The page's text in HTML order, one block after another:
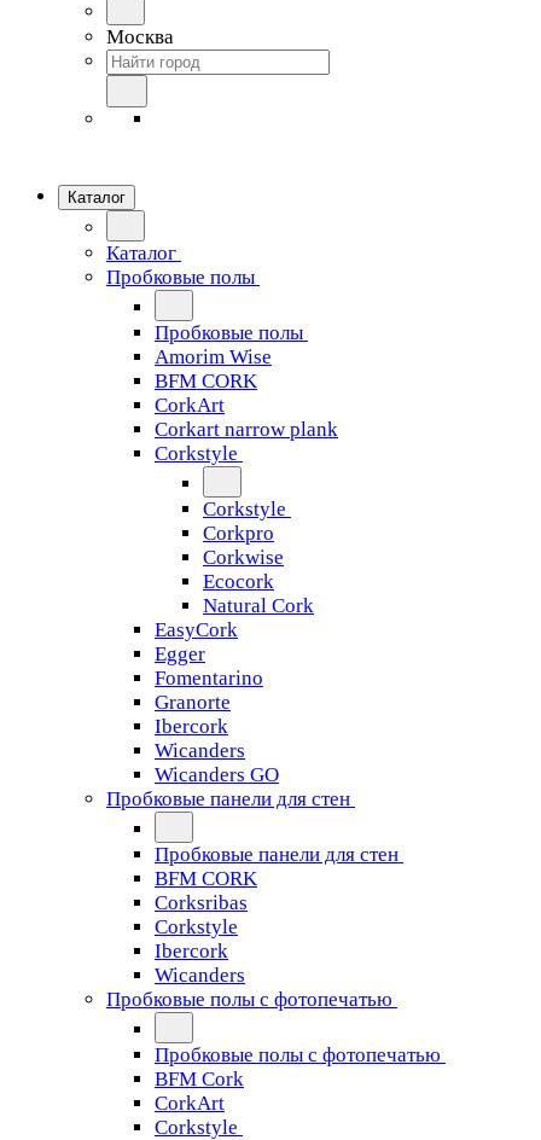
Москва
Каталог
Каталог
Пробковые полы
Пробковые полы
Amorim Wise
BFM CORK
CorkArt
Corkart narrow plank
Corkstyle
Corkstyle
Corkpro
Corkwise
Ecocork
Natural Cork
EasyCork
Egger
Fomentarino
Granorte
Ibercork
Wicanders
Wicanders GO
Пробковые панели для стен
Пробковые панели для стен
BFM CORK
Corksribas
Corkstyle
Ibercork
Wicanders
Пробковые полы с фотопечатью
Пробковые полы с фотопечатью
BFM Cork
CorkArt
Corkstyle